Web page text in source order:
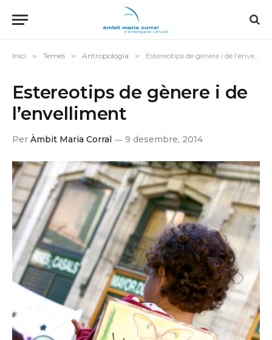
Inici » Temes » Antropología » Estereotips de gènere i de l’envelliment
Estereotips de gènere i de
l’envelliment
Per Àmbit Maria Corral 9 desembre, 2014